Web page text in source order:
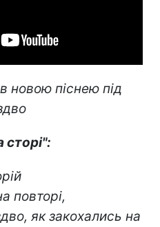
новою піснею під
сторі":
повторі,
як закохались на